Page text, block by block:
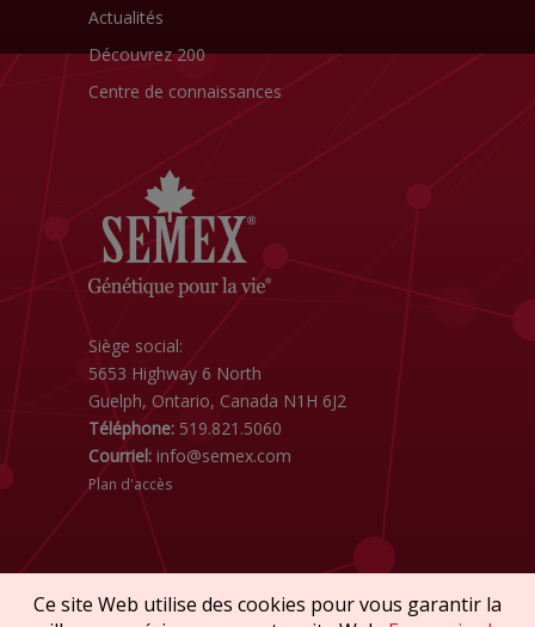
Actualités
Découvrez 200
Centre de connaissances
Siège social:
5653 Highway 6 North
Guelph, Ontario, Canada N1H 6J2
Téléphone: 519.821.5060
Courriel: info@semex.com
Plan d'accès
Ce site Web utilise des cookies pour vous garantir la